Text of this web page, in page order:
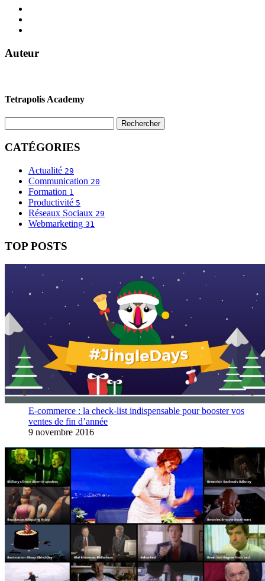
Auteur
Tetrapolis Academy
CATÉGORIES
Actualité 29
Communication 20
Formation 1
Productivité 5
Réseaux Sociaux 29
Webmarketing 31
TOP POSTS
E-commerce : la check-list indispensable pour booster vos
ventes de fin d’année
9 novembre 2016